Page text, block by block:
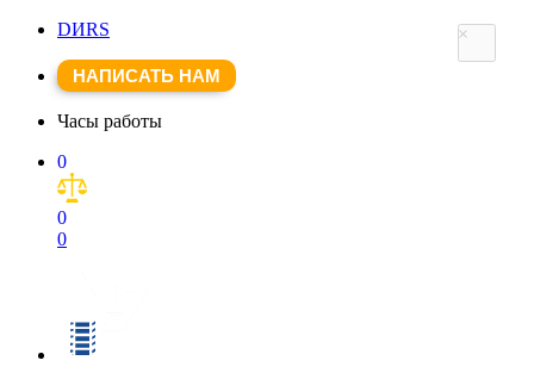
DИRS
НАПИСАТЬ НАМ
Часы работы
0
0
0
×